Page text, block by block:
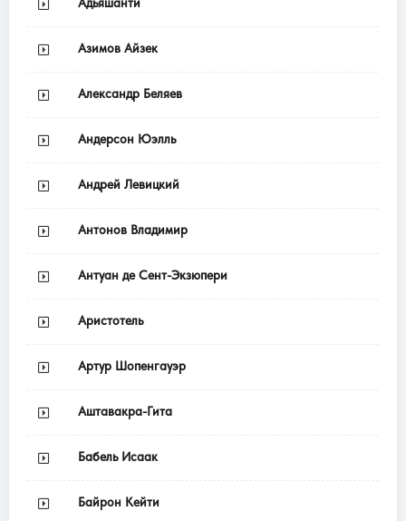
Азимов Айзек
Александр Беляев
Андерсон Юэлль
Андрей Левицкий
Антонов Владимир
Антуан де Сент-Экзюпери
Аристотель
Артур Шопенгауэр
Аштавакра-Гита
Бабель Исаак
Байрон Кейти